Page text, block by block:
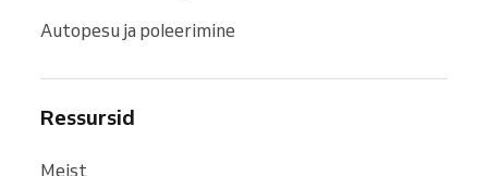
Autopesu ja poleerimine
Ressursid
Meist